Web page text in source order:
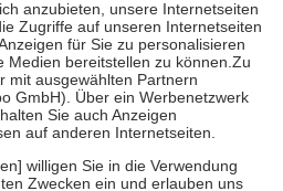
jedochfünf Euround
jedoch nie mehr als die tatsächlichen
auch für Online-Apotheken.
Krankenpflege beträgt die
sowie zehn Euro je
für ihre eigene Gesundheit zu